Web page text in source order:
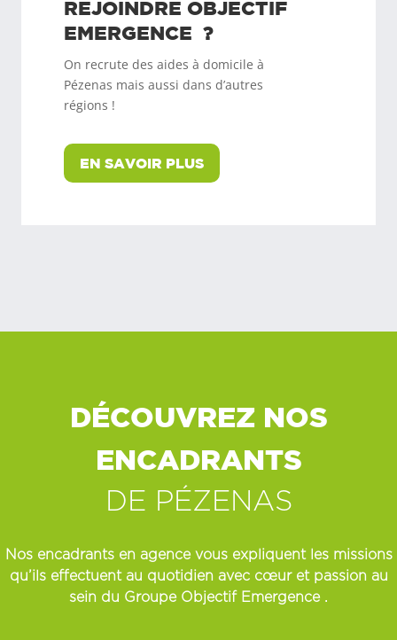
REJOINDRE OBJECTIF
EMERGENCE ?
On recrute des aides à domicile à
Pézenas mais aussi dans d’autres
régions !
EN SAVOIR PLUS
DÉCOUVREZ NOS
ENCADRANTS
DE PÉZENAS
Nos encadrants en agence vous expliquent les missions
qu’ils effectuent au quotidien avec cœur et passion au
sein du Groupe Objectif Emergence .